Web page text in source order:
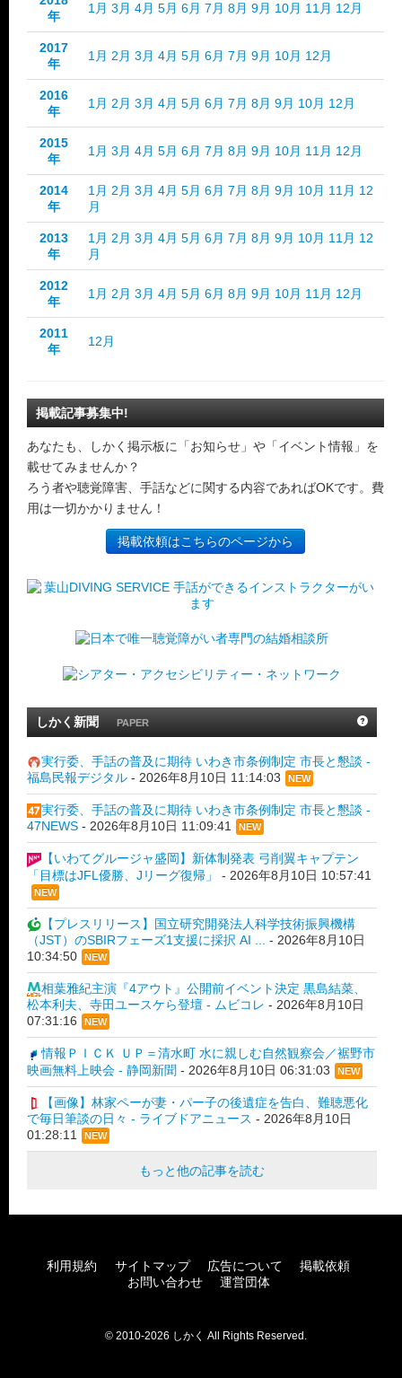
年
1月 3月 4月 5月 6月 7月 8月 9月 10月 11月 12月
2017
年
1月 2月 3月 4月 5月 6月 7月 9月 10月 12月
2016
年
1月 2月 3月 4月 5月 6月 7月 8月 9月 10月 12月
2015
年
1月 3月 4月 5月 6月 7月 8月 9月 10月 11月 12月
2014
年
1月 2月 3月 4月 5月 6月 7月 8月 9月 10月 11月 12
月
2013
年
1月 2月 3月 4月 5月 6月 7月 8月 9月 10月 11月 12
月
2012
年
1月 2月 3月 4月 5月 6月 8月 9月 10月 11月 12月
2011
年
12月
掲載記事募集中!
あなたも、しかく掲示板に「お知らせ」や「イベント情報」を
載せてみませんか？
ろう者や聴覚障害、手話などに関する内容であればOKです。費
用は一切かかりません！
掲載依頼はこちらのページから
しかく新聞 PAPER
実行委、手話の普及に期待 いわき市条例制定 市長と懇談 -
福島民報デジタル - 2026年8月10日 11:14:03 NEW
実行委、手話の普及に期待 いわき市条例制定 市長と懇談 -
47NEWS - 2026年8月10日 11:09:41 NEW
【いわてグルージャ盛岡】新体制発表 弓削翼キャプテン
「目標はJFL優勝、Jリーグ復帰」
- 2026年8月10日 10:57:41
NEW
【プレスリリース】国立研究開発法人科学技術振興機構
（JST）のSBIRフェーズ1支援に採択 AI ...
- 2026年8月10日
10:34:50
NEW
相葉雅紀主演『4アウト』公開前イベント決定 黒島結菜、
松本利夫、寺田ユースケら登壇 - ムビコレ - 2026年8月10日
07:31:16
NEW
情報ＰＩＣＫ ＵＰ＝清水町 水に親しむ自然観察会／裾野市
映画無料上映会 - 静岡新聞 - 2026年8月10日 06:31:03 NEW
【画像】林家ペーが妻・パー子の後遺症を告白、難聴悪化
で毎日筆談の日々 - ライブドアニュース - 2026年8月10日
01:28:11
NEW
もっと他の記事を読む
利用規約 サイトマップ 広告について
掲載依頼
お問い合わせ
運営団体
© 2010-2026 しかく All Rights Reserved.